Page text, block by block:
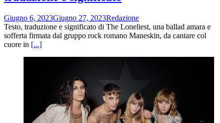
Giugno 6, 2023Giugno 27, 2023Redazione
Testo, traduzione e significato di The Loneliest, una ballad amara e
sofferta firmata dal gruppo rock romano Maneskin, da cantare col
cuore in [...]